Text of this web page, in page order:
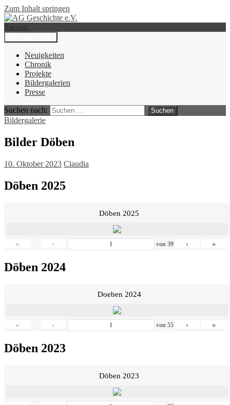
Zum Inhalt springen
AG Geschichte e.V.
Suchen
Neuigkeiten
Chronik
Projekte
Bildergalerien
Presse
Suchen nach:
Bildergalerie
Bilder Döben
10. Oktober 2023 Claudia
Döben 2025
Döben 2025
« ‹ von 39 › »
Döben 2024
Doeben 2024
« ‹ von 55 › »
Döben 2023
Döben 2023